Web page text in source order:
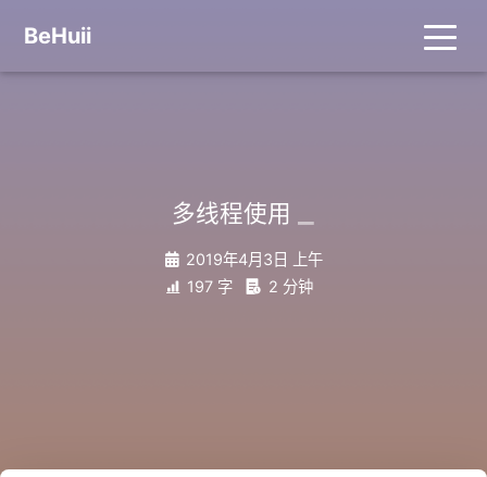
BeHuii
多线程使用
2019年4月3日 上午
197 字
2 分钟